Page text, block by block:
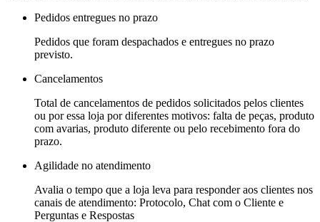
Pedidos entregues no prazo
Pedidos que foram despachados e entregues no prazo
previsto.
Cancelamentos
Total de cancelamentos de pedidos solicitados pelos clientes
ou por essa loja por diferentes motivos: falta de peças, produto
com avarias, produto diferente ou pelo recebimento fora do
prazo.
Agilidade no atendimento
Avalia o tempo que a loja leva para responder aos clientes nos
canais de atendimento: Protocolo, Chat com o Cliente e
Perguntas e Respostas